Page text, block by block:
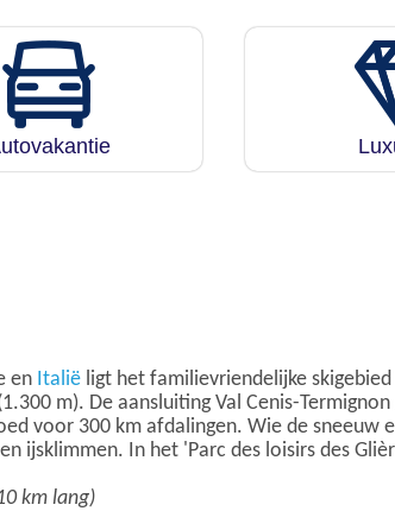
en Italië ligt het familievriendelijke
m). De aansluiting Val Cenis-
voor 300 km afdalingen. Wie de sneeuw
ijsklimmen. In het 'Parc des loisirs des
km lang)